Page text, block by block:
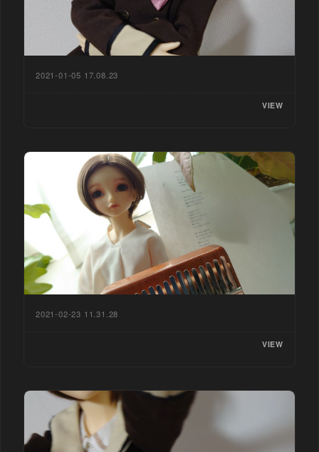
2021-01-05 17.08.23
VIEW
2021-02-23 11.31.28
VIEW